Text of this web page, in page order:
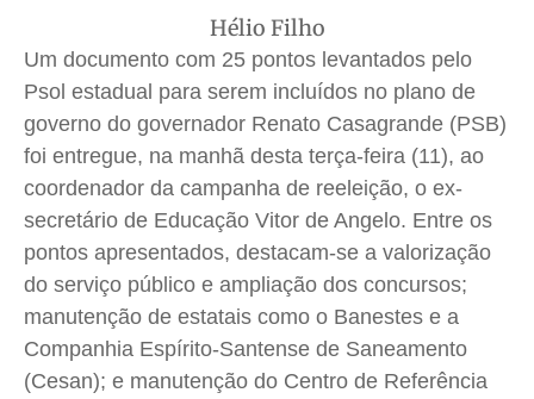
Contato
Termos de Uso
Privacidade
Contato
Termos de Uso
Privacidade
Contato
Termos de Uso
Privacidade
Contato
Termos de Uso
Privacidade
Hélio Filho
Um documento com 25 pontos levantados pelo
Psol estadual para serem incluídos no plano de
governo do governador Renato Casagrande (PSB)
foi entregue, na manhã desta terça-feira (11), ao
coordenador da campanha de reeleição, o ex-
secretário de Educação Vitor de Angelo. Entre os
pontos apresentados, destacam-se a valorização
do serviço público e ampliação dos concursos;
manutenção de estatais como o Banestes e a
Companhia Espírito-Santense de Saneamento
(Cesan); e manutenção do Centro de Referência